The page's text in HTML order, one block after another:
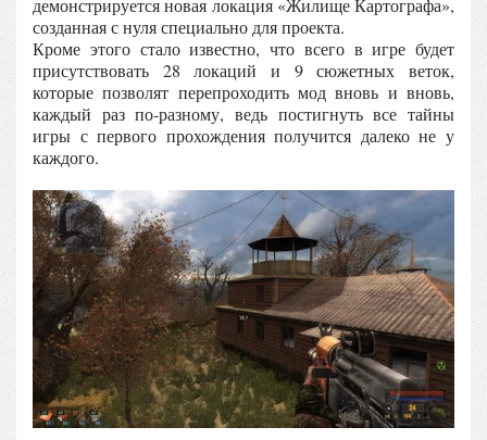
созданная с нуля специально для проекта.
Кроме этого стало известно, что всего в игре будет
присутствовать 28 локаций и 9 сюжетных веток,
которые позволят перепроходить мод вновь и вновь,
каждый раз по-разному, ведь постигнуть все тайны
игры с первого прохождения получится далеко не у
каждого.